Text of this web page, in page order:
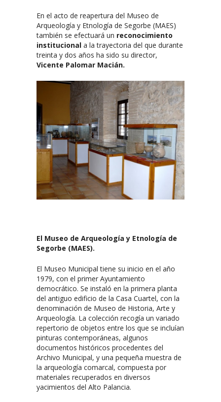
En el acto de reapertura del Museo de
Arqueología y Etnología de Segorbe (MAES)
también se efectuará un reconocimiento
institucional a la trayectoria del que durante
treinta y dos años ha sido su director,
Vicente Palomar Macián.
El Museo de Arqueología y Etnología de
Segorbe (MAES).
El Museo Municipal tiene su inicio en el año
1979, con el primer Ayuntamiento
democrático. Se instaló en la primera planta
del antiguo edificio de la Casa Cuartel, con la
denominación de Museo de Historia, Arte y
Arqueología. La colección recogía un variado
repertorio de objetos entre los que se incluían
pinturas contemporáneas, algunos
documentos históricos procedentes del
Archivo Municipal, y una pequeña muestra de
la arqueología comarcal, compuesta por
materiales recuperados en diversos
yacimientos del Alto Palancia.